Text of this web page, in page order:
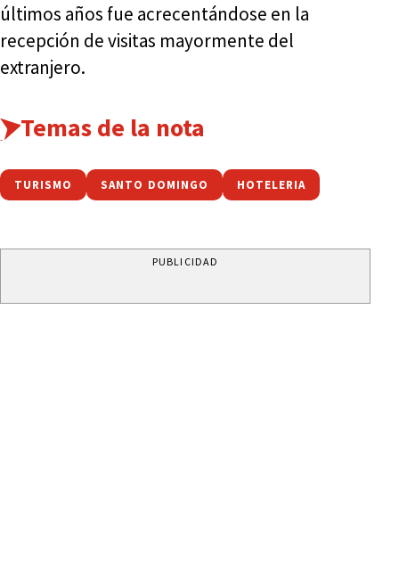
últimos años fue acrecentándose en la
recepción de visitas mayormente del
extranjero.
Temas de la nota
TURISMO SANTO DOMINGO HOTELERIA
PUBLICIDAD